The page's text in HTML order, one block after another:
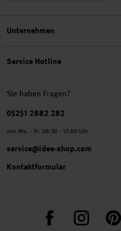
Service Hotline
Sie haben Fragen?
Telefonnummer
05251 2882 282
von Mo. - Fr. 08:30 - 17:00 Uhr
service@idee-shop.com
Kontaktformular
FacebookInstagram
Unternehmen